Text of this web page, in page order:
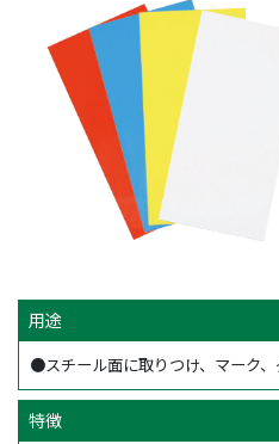
用途
●スチール面に取りつけ、マーク
特徴